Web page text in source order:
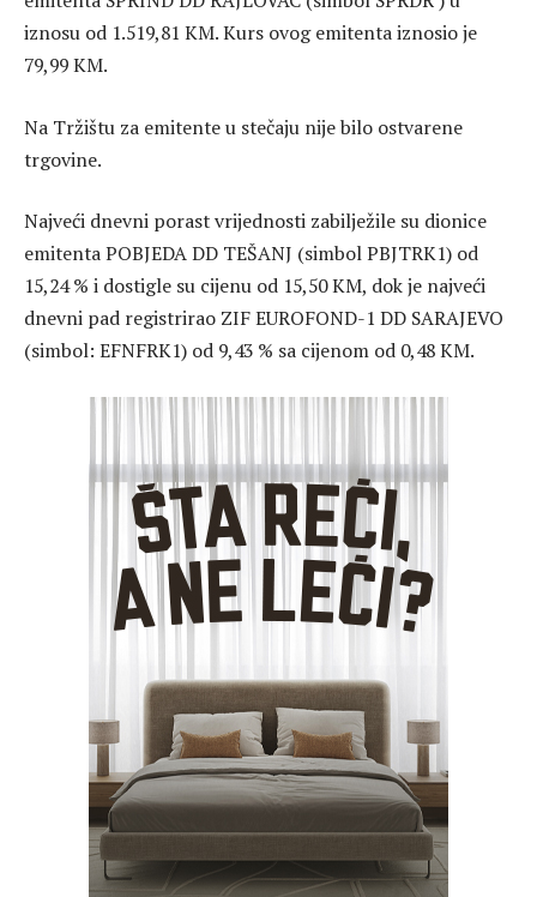
iznosu od 1.519,81 KM. Kurs ovog emitenta iznosio je
79,99 KM.
Na Tržištu za emitente u stečaju nije bilo ostvarene
trgovine.
Najveći dnevni porast vrijednosti zabilježile su dionice
emitenta POBJEDA DD TEŠANJ (simbol PBJTRK1) od
15,24 % i dostigle su cijenu od 15,50 KM, dok je najveći
dnevni pad registrirao ZIF EUROFOND-1 DD SARAJEVO
(simbol: EFNFRK1) od 9,43 % sa cijenom od 0,48 KM.